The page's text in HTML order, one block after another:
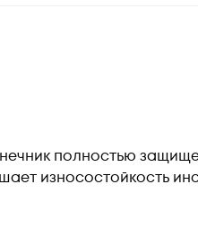
полностью
износостойкость